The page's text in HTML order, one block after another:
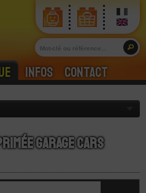
Infos Contact
Garage Cars